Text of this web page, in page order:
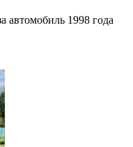
автомобиль 1998 года